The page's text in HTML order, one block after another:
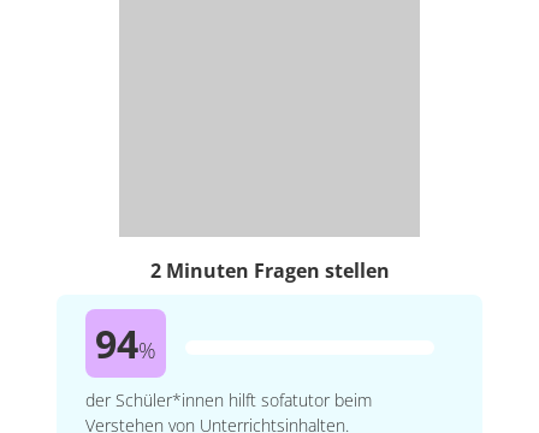
2 Minuten Fragen stellen
94%
der Schüler*innen hilft sofatutor beim
Verstehen von Unterrichtsinhalten.